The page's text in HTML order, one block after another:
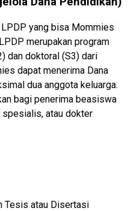
yang bisa Mommies
merupakan program
dan doktoral (S3) dari
dapat menerima Dana
dua anggota keluarga.
bagi penerima beasiswa
atau dokter
Tesis atau Disertasi